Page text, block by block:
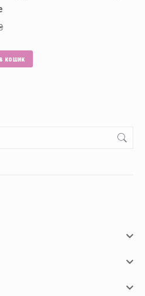
кошик